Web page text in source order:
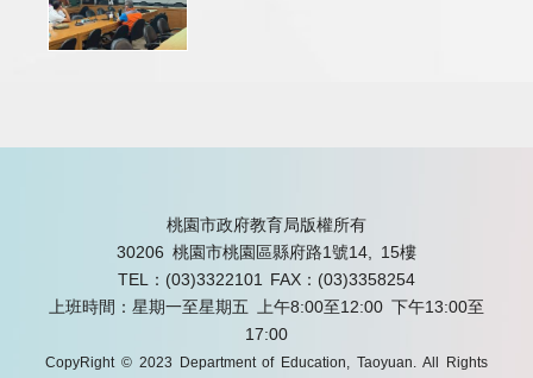
桃園市政府教育局版權所有
30206 桃園市桃園區縣府路1號14, 15樓
TEL：(03)3322101
FAX：(03)3358254
上班時間：星期一至星期五 上午8:00至12:00 下午13:00至
17:00
CopyRight © 2023 Department of Education, Taoyuan. All Rights